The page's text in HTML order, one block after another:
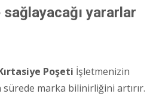
yararlar
Poşeti İşletmenizin
marka bilinirliğini artırır.